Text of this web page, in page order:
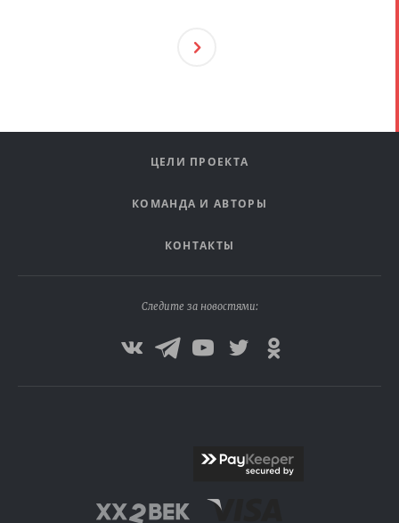
Ующ
ЦЕЛИ ПРОЕКТА
КОМАНДА И АВТОРЫ
КОНТАКТЫ
Следите за новостями: